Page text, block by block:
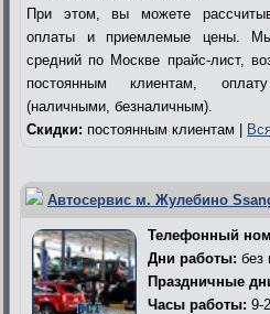
При этом, вы можете
оплаты и приемлемые цены.
средний по Москве прайс-лист,
постоянным клиентам,
(наличными, безналичным).
Скидки: постоянным клиентам |
Автосервис м. Жулебино
Телефонный
Дни работы: без
Праздничные
Часы работы: 9-